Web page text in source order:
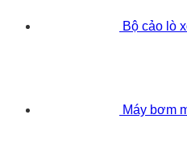
Bộ cảo lò
Máy bơm